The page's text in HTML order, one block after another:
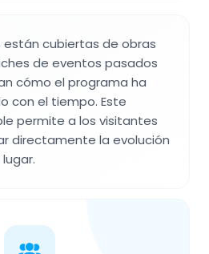
están cubiertas de obras
de eventos pasados
cómo el programa ha
con el tiempo. Este
permite a los visitantes
directamente la evolución